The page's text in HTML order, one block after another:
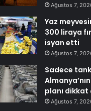
Ağustos 7,
Yaz
300 liraya
isyan etti
Ağustos 7,
Sadece
planı dikkat
Ağustos 7,